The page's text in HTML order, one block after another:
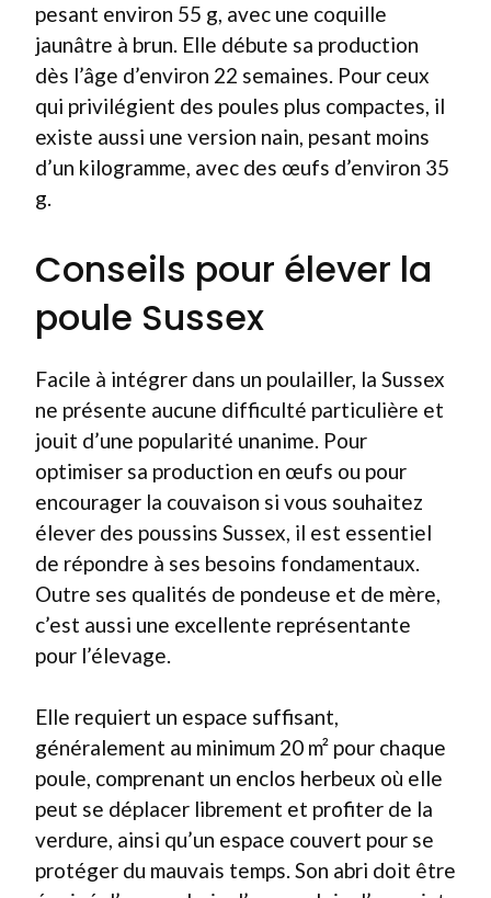
pesant environ 55 g, avec une coquille
jaunâtre à brun. Elle débute sa production
dès l’âge d’environ 22 semaines. Pour ceux
qui privilégient des poules plus compactes, il
existe aussi une version nain, pesant moins
d’un kilogramme, avec des œufs d’environ 35
g.
Conseils pour élever la
poule Sussex
Facile à intégrer dans un poulailler, la Sussex
ne présente aucune difficulté particulière et
jouit d’une popularité unanime. Pour
optimiser sa production en œufs ou pour
encourager la couvaison si vous souhaitez
élever des poussins Sussex, il est essentiel
de répondre à ses besoins fondamentaux.
Outre ses qualités de pondeuse et de mère,
c’est aussi une excellente représentante
pour l’élevage.
Elle requiert un espace suffisant,
généralement au minimum 20 m² pour chaque
poule, comprenant un enclos herbeux où elle
peut se déplacer librement et profiter de la
verdure, ainsi qu’un espace couvert pour se
protéger du mauvais temps. Son abri doit être